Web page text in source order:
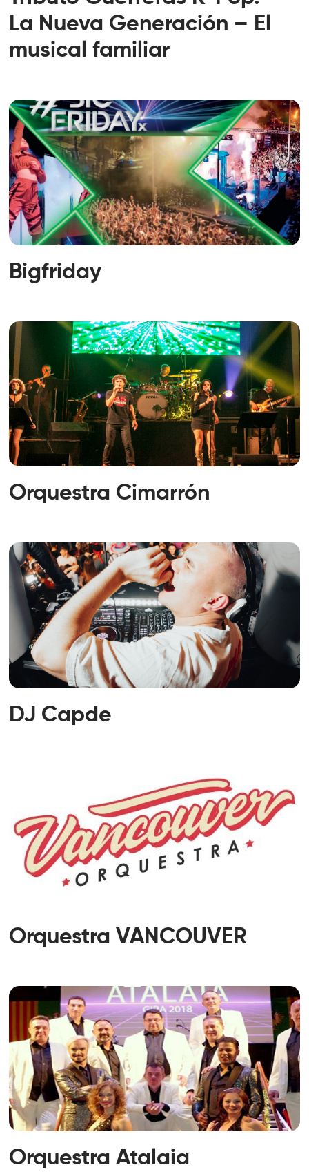
La Nueva Generación – El
musical familiar
Bigfriday
Orquestra Cimarrón
DJ Capde
Orquestra VANCOUVER
Orquestra Atalaia